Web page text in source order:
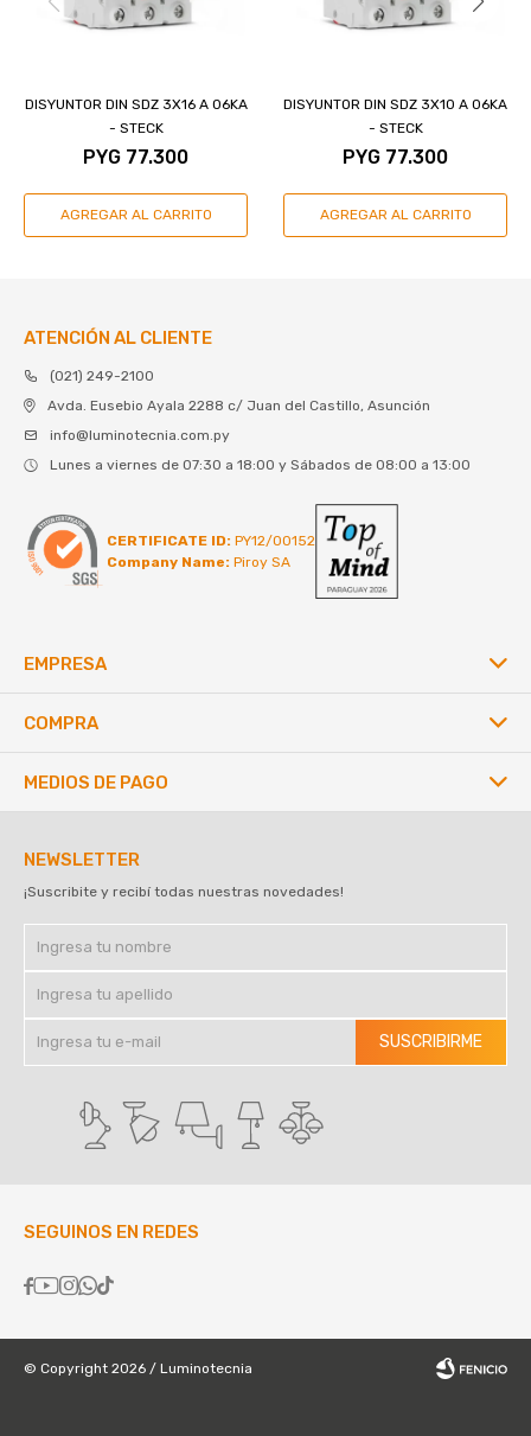
DISYUNTOR DIN SDZ 3X16 A 06KA
- STECK
PYG 77.300
DISYUNTOR DIN SDZ 3X10 A 06KA
- STECK
PYG 77.300
ATENCIÓN AL CLIENTE
(021) 249-2100
Avda. Eusebio Ayala 2288 c/ Juan del Castillo, Asunción
info@luminotecnia.com.py
Lunes a viernes de 07:30 a 18:00 y Sábados de 08:00 a 13:00
CERTIFICATE ID: PY12/00152
Company Name: Piroy SA
EMPRESA
COMPRA
NEWSLETTER
¡Suscribite y recibí todas nuestras novedades!
SUSCRIBIRME
SEGUINOS EN REDES

MEDIOS DE PAGO
© Copyright 2026 / Luminotecnia